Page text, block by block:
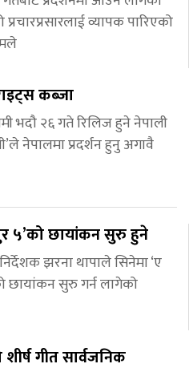
प्रचारप्रसारलाई व्यापक पारिएको
कब्जा
भदौ २६ गते रिलिज हुने नेपाली
नेपालमा प्रदर्शन हुनु अगावै
५’को छायांकन सुरु हुने
झरना थापाले सिनेमा ‘ए
छायांकन सुरु गर्न लागेको
गीत सार्वजनिक